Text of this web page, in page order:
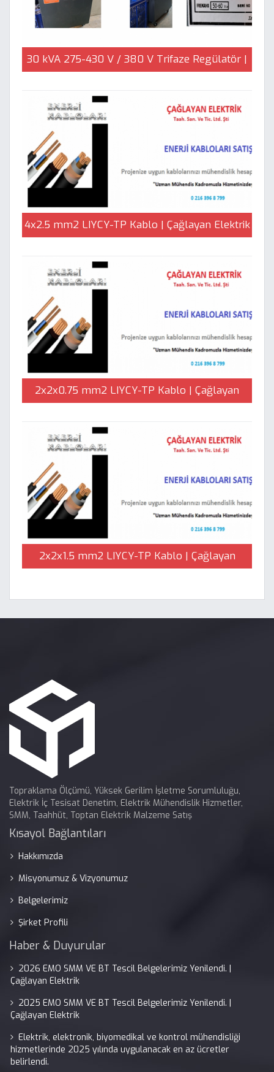
30 kVA 275-430 V / 380 V Trifaze Regülatör |
4x2.5 mm2 LIYCY-TP Kablo | Çağlayan Elektrik
2x2x0.75 mm2 LIYCY-TP Kablo | Çağlayan
2x2x1.5 mm2 LIYCY-TP Kablo | Çağlayan
Topraklama Ölçümü, Yüksek Gerilim İşletme Sorumluluğu,
Elektrik İç Tesisat Denetim, Elektrik Mühendislik Hizmetler,
SMM, Taahhüt, Toptan Elektrik Malzeme Satış
Kısayol Bağlantıları
Hakkımızda
Misyonumuz & Vizyonumuz
Belgelerimiz
Şirket Profili
Haber & Duyurular
2026 EMO SMM VE BT Tescil Belgelerimiz Yenilendi. |
Çağlayan Elektrik
2025 EMO SMM VE BT Tescil Belgelerimiz Yenilendi. |
Çağlayan Elektrik
Elektrik, elektronik, biyomedikal ve kontrol mühendisliği
hizmetlerinde 2025 yılında uygulanacak en az ücretler
belirlendi.